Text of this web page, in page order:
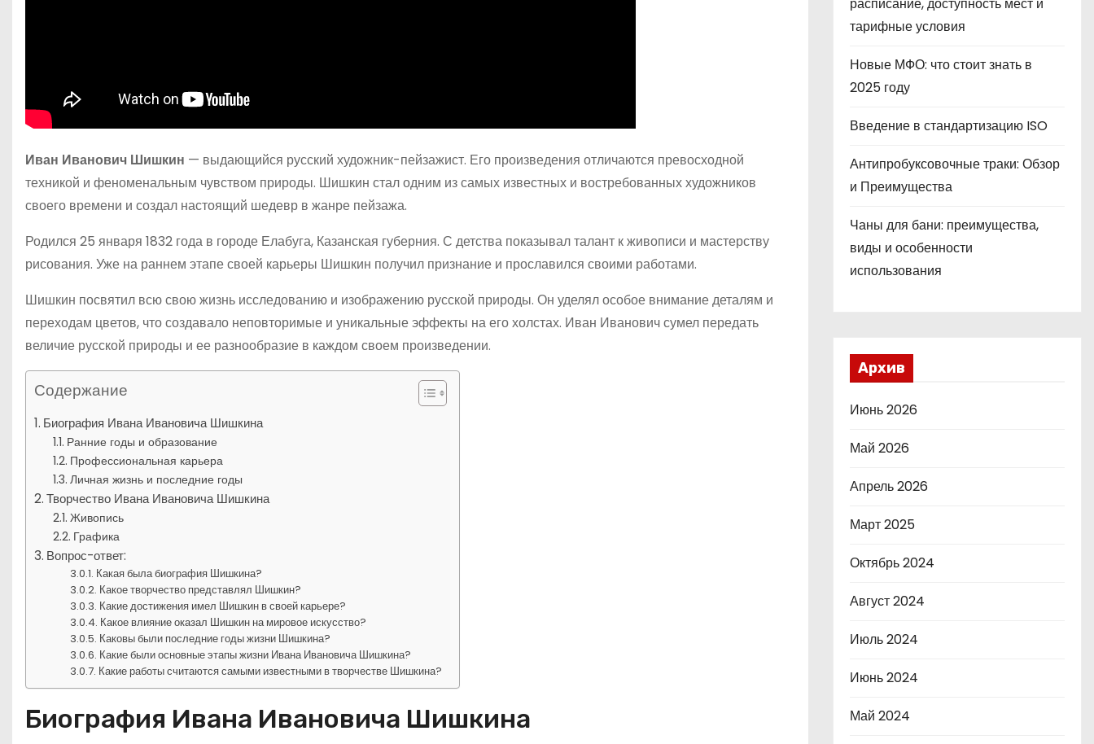
Иван Иванович Шишкин — выдающийся русский художник-пейзажист. Его произведения отличаются превосходной
техникой и феноменальным чувством природы. Шишкин стал одним из самых известных и востребованных художников
своего времени и создал настоящий шедевр в жанре пейзажа.
Родился 25 января 1832 года в городе Елабуга, Казанская губерния. С детства показывал талант к живописи и мастерству
рисования. Уже на раннем этапе своей карьеры Шишкин получил признание и прославился своими работами.
Шишкин посвятил всю свою жизнь исследованию и изображению русской природы. Он уделял особое внимание деталям и
переходам цветов, что создавало неповторимые и уникальные эффекты на его холстах. Иван Иванович сумел передать
величие русской природы и ее разнообразие в каждом своем произведении.
Содержание
Биография Ивана Ивановича Шишкина
Ранние годы и образование
Профессиональная карьера
Личная жизнь и последние годы
Творчество Ивана Ивановича Шишкина
Живопись
Графика
Вопрос-ответ:
Какая была биография Шишкина?
Какое творчество представлял Шишкин?
Какие достижения имел Шишкин в своей карьере?
Какое влияние оказал Шишкин на мировое искусство?
Каковы были последние годы жизни Шишкина?
Какие были основные этапы жизни Ивана Ивановича Шишкина?
Какие работы считаются самыми известными в творчестве Шишкина?
Биография Ивана Ивановича Шишкина
тарифные условия
Новые МФО: что стоит знать в
2025 году
Введение в стандартизацию ISO
Антипробуксовочные траки: Обзор
и Преимущества
Чаны для бани: преимущества,
виды и особенности
использования
Архив
Июнь 2026
Май 2026
Апрель 2026
Март 2025
Октябрь 2024
Август 2024
Июль 2024
Июнь 2024
Май 2024